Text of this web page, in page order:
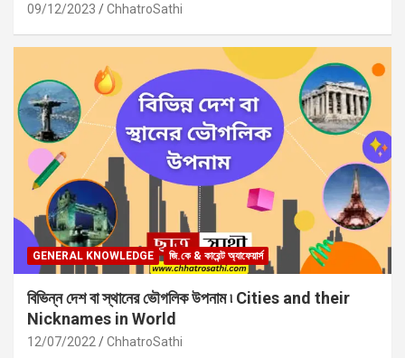
09/12/2023 ChhatroSathi
GENERAL KNOWLEDGE জি.কে & কারেন্ট অ্যাফেয়ার্স
বিভিন্ন দেশ বা স্থানের ভৌগলিক উপনাম ৷ Cities and their
Nicknames in World
12/07/2022 ChhatroSathi